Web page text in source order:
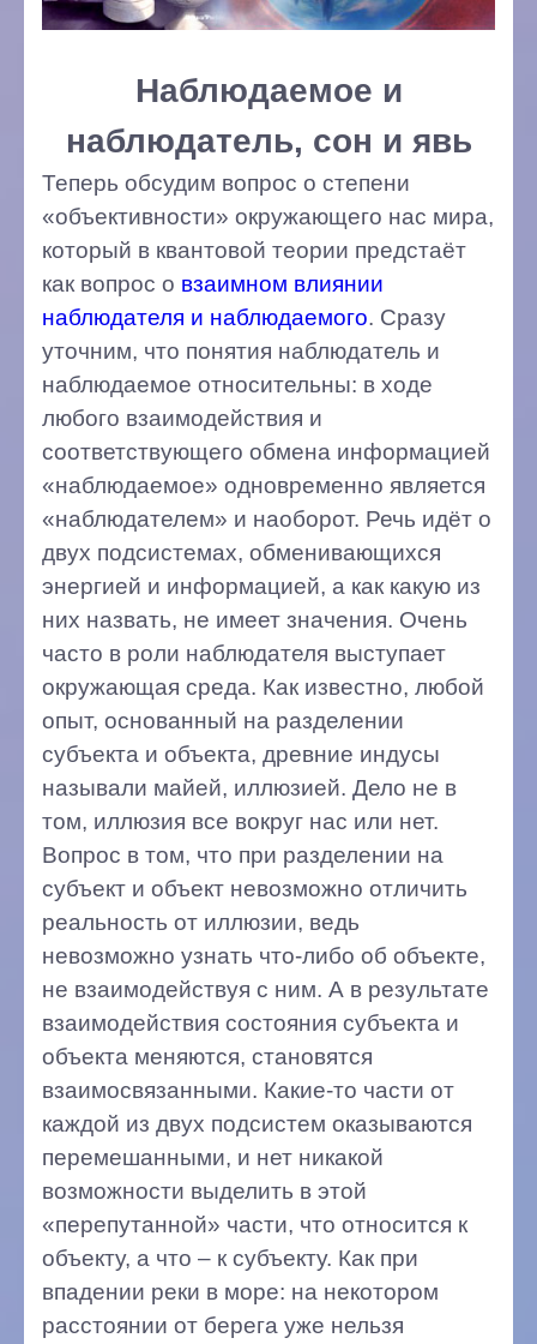
Наблюдаемое и
наблюдатель, сон и явь
Теперь обсудим вопрос о степени
«объективности» окружающего нас мира,
который в квантовой теории предстаёт
как вопрос о взаимном влиянии
наблюдателя и наблюдаемого. Сразу
уточним, что понятия наблюдатель и
наблюдаемое относительны: в ходе
любого взаимодействия и
соответствующего обмена информацией
«наблюдаемое» одновременно является
«наблюдателем» и наоборот. Речь идёт о
двух подсистемах, обменивающихся
энергией и информацией, а как какую из
них назвать, не имеет значения. Очень
часто в роли наблюдателя выступает
окружающая среда. Как известно, любой
опыт, основанный на разделении
субъекта и объекта, древние индусы
называли майей, иллюзией. Дело не в
том, иллюзия все вокруг нас или нет.
Вопрос в том, что при разделении на
субъект и объект невозможно отличить
реальность от иллюзии, ведь
невозможно узнать что-либо об объекте,
не взаимодействуя с ним. А в результате
взаимодействия состояния субъекта и
объекта меняются, становятся
взаимосвязанными. Какие-то части от
каждой из двух подсистем оказываются
перемешанными, и нет никакой
возможности выделить в этой
«перепутанной» части, что относится к
объекту, а что – к субъекту. Как при
впадении реки в море: на некотором
расстоянии от берега уже нельзя